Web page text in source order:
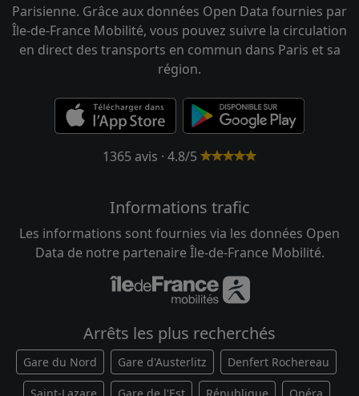
Parisienne. Grâce aux données Open Data fournies par
Île-de-France Mobilité, vous pouvez suivre la circulation
en direct des transports en commun dans Paris et sa
région.
1365 avis · 4.8/5
Informations trafic
Les informations sont fournies via les données Open
Data de notre partenaire Île-de-France Mobilité.
Arrêts les plus recherchés
Gare du Nord Gare d'Austerlitz Denfert Rochereau